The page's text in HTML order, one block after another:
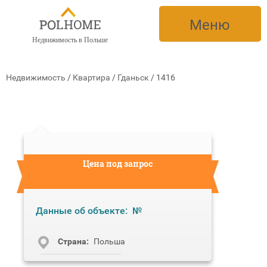
Недвижимость в Польше
Меню
Недвижимость / Квартира / Гданьск / 1416
Цена под запрос
Данные об объекте: №
Cтрана: Польша